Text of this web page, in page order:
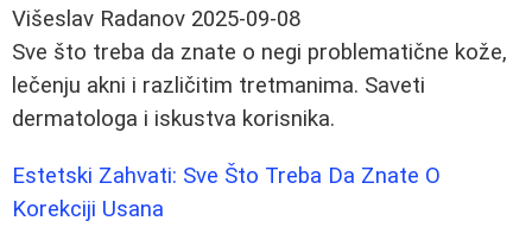
Višeslav Radanov 2025-09-08
Sve što treba da znate o negi problematične kože,
lečenju akni i različitim tretmanima. Saveti
dermatologa i iskustva korisnika.
Estetski Zahvati: Sve Što Treba Da Znate O
Korekciji Usana